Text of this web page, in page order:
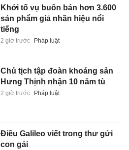
Khởi tố vụ buôn bán hơn 3.600
sản phẩm giả nhãn hiệu nổi
tiếng
2 giờ trước Pháp luật
Chủ tịch tập đoàn khoáng sản
Hưng Thịnh nhận 10 năm tù
2 giờ trước Pháp luật
Điều Galileo viết trong thư gửi
con gái